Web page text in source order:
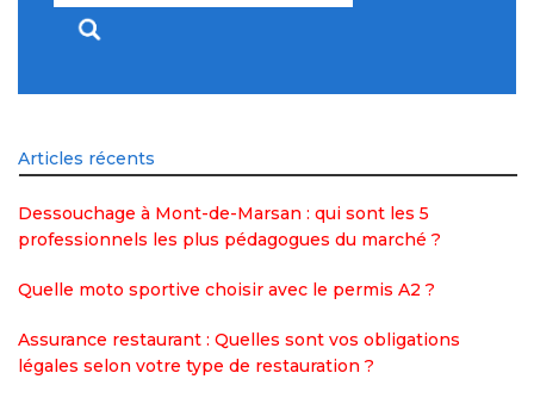
Articles récents
Dessouchage à Mont-de-Marsan : qui sont les 5
professionnels les plus pédagogues du marché ?
Quelle moto sportive choisir avec le permis A2 ?
Assurance restaurant : Quelles sont vos obligations
légales selon votre type de restauration ?